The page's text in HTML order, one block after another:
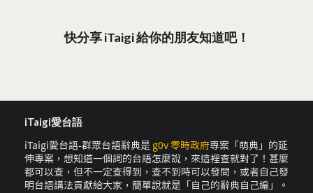
快分享 iTaigi 給你的朋友知道吧！
iTaigi愛台語
iTaigi愛台語-群眾台語辭典是 g0v 零時政府專案「萌典」的延
伸專案，想知道一個詞的台語怎麼說，來這裡查就對了！甚麼
都可以查，但不一定查得到，查不到時可以發問，或者自己發
明台語講法貢獻給大家，簡單說就是「自己的辭典自己編」。